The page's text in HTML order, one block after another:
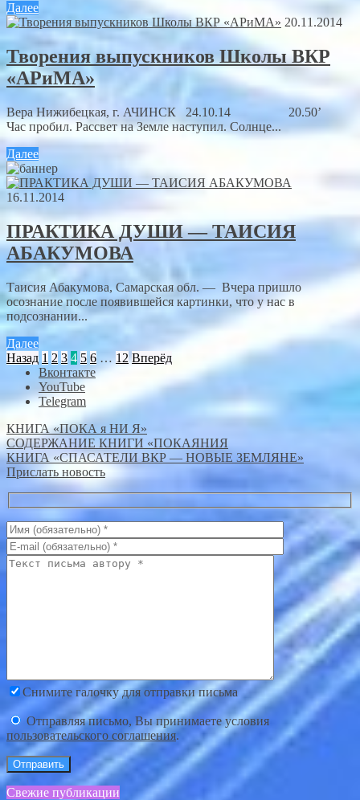
Далее
20.11.2014
Творения выпускников Школы ВКР
«АРиМА»
Вера Нижибецкая, г. АЧИНСК 24.10.14 20.50’
Час пробил. Рассвет на Земле наступил. Солнце...
Далее
16.11.2014
ПРАКТИКА ДУШИ — ТАИСИЯ
АБАКУМОВА
Таисия Абакумова, Самарская обл. — Вчера пришло
осознание после появившейся картинки, что у нас в
подсознании...
Далее
Назад 1 2 3 4 5 6 … 12 Вперёд
Вконтакте
YouTube
Telegram
КНИГА «ПОКА я НИ Я»
СОДЕРЖАНИЕ КНИГИ «ПОКАЯНИЯ
КНИГА «СПАСАТЕЛИ ВКР — НОВЫЕ ЗЕМЛЯНЕ»
Прислать новость
Снимите галочку для отправки письма
Отправляя письмо, Вы принимаете условия
пользовательского соглашения.
Свежие публикации